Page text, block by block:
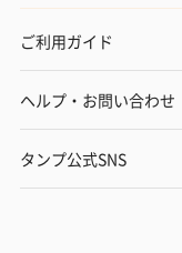
ご利用ガイド
ヘルプ・お問い合わせ
タンプ公式SNS